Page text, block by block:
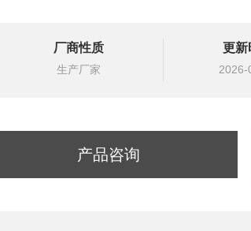
厂商性质
生产厂家
更新
2026-
产品咨询